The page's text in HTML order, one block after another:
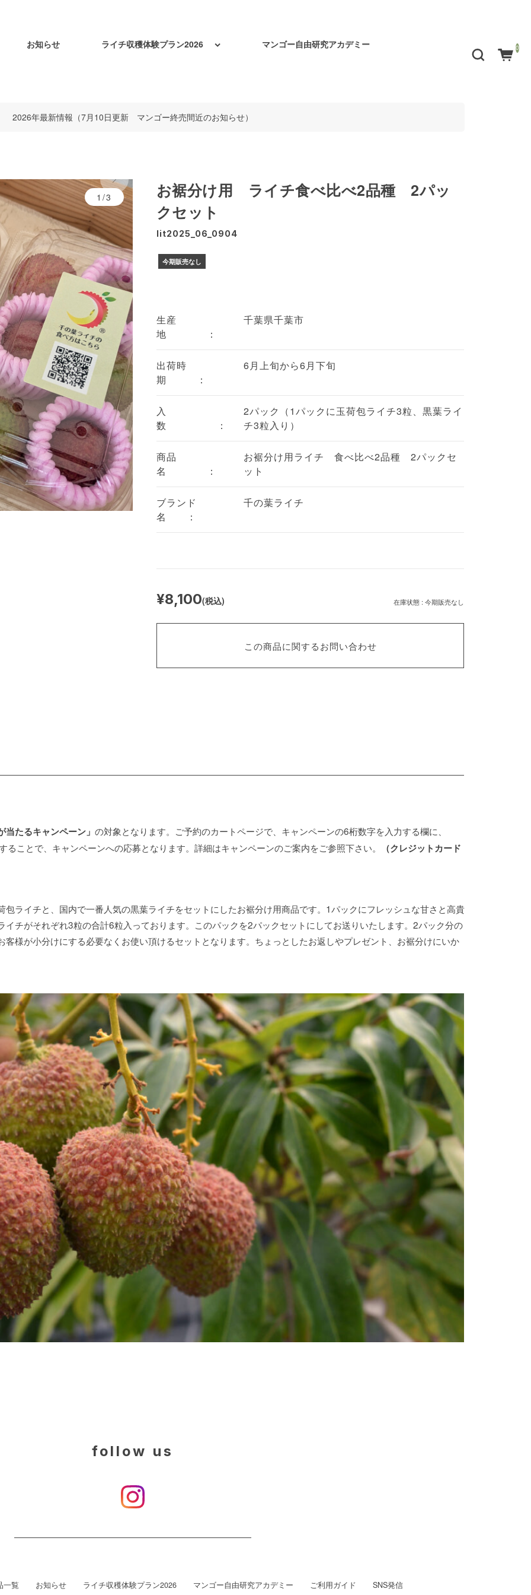
お知らせ ライチ収穫体験プラン2026 マンゴー自由研究アカデミー 0
2026年最新情報（7月10日更新 マンゴー終売間近のお知らせ）
1/3
お裾分け用 ライチ食べ比べ2品種 2パッ
クセット
lit2025_06_0904
今期販売なし
生産
地 ：
千葉県千葉市
出荷時
期 ：
6月上旬から6月下旬
入
数 ：
2パック（1パックに玉荷包ライチ3粒、黒葉ライ
チ3粒入り）
商品
名 ：
お裾分け用ライチ 食べ比べ2品種 2パックセ
ット
ブランド
名 ：
千の葉ライチ
在庫状態 : 今期販売なし
¥8,100(税込)
この商品に関するお問い合わせ
たるキャンペーン」 の対象となります。ご予約のカートページで、キャンペーンの6桁数字を入力する欄に、
ことで、キャンペーンへの応募となります。詳細はキャンペーンのご案内をご参照下さい。
（クレジットカード
ライチと、国内で一番人気の黒葉ライチをセットにしたお裾分け用商品です。1パックにフレッシュな甘さと高貴
チがそれぞれ3粒の合計6粒入っております。このパックを2パックセットにしてお送りいたします。2パック分の
様が小分けにする必要なくお使い頂けるセットとなります。ちょっとしたお返しやプレゼント、お裾分けにいか
follow us
一覧 お知らせ ライチ収穫体験プラン2026 マンゴー自由研究アカデミー ご利用ガイド SNS発信